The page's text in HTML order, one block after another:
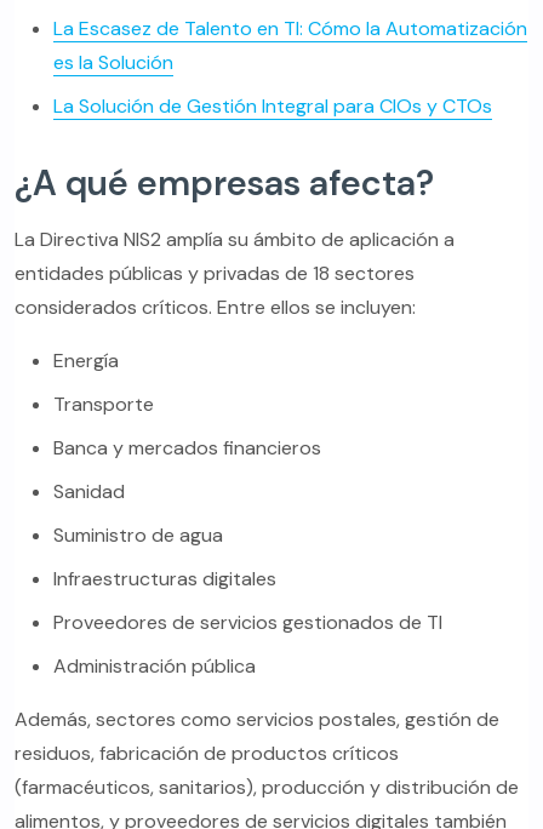
La Escasez de Talento en TI: Cómo la Automatización
es la Solución
La Solución de Gestión Integral para CIOs y CTOs
¿A qué empresas afecta?
La Directiva NIS2 amplía su ámbito de aplicación a
entidades públicas y privadas de 18 sectores
considerados críticos. Entre ellos se incluyen:
Energía
Transporte
Banca y mercados financieros
Sanidad
Suministro de agua
Infraestructuras digitales
Proveedores de servicios gestionados de TI
Administración pública
Además, sectores como servicios postales, gestión de
residuos, fabricación de productos críticos
(farmacéuticos, sanitarios), producción y distribución de
alimentos, y proveedores de servicios digitales también